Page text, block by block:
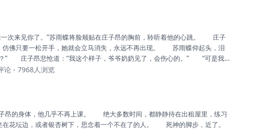
佛只要一松开手，她就会立马消失，永远不再出现。 苏雨蝶仰起头，泪
？” 庄子昂悲怆道：“我这个样子，爷爷奶奶见了，会伤心的。” “可是我想
最后的心愿。 “你不是天黑之前必须回去吗？”庄子昂心底升起恐慌。 “我
论 - 7968人浏览
坛边，或者银杏树下，思念着一个不在了的人。 死神的脚步，近了。